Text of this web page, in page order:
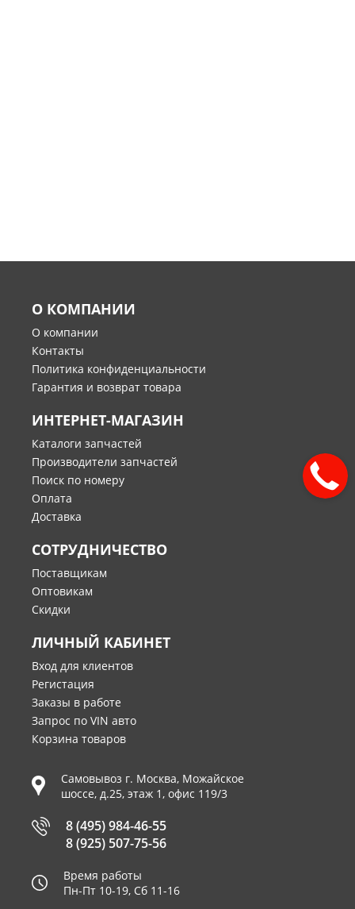
О КОМПАНИИ
О компании
Контакты
Политика конфиденциальности
Гарантия и возврат товара
ИНТЕРНЕТ-МАГАЗИН
Каталоги запчастей
Производители запчастей
Поиск по номеру
Оплата
Доставка
СОТРУДНИЧЕСТВО
Поставщикам
Оптовикам
Скидки
ЛИЧНЫЙ КАБИНЕТ
Вход для клиентов
Регистация
Заказы в работе
Запрос по VIN авто
Корзина товаров
Самовывоз г. Москва, Можайское
шоссе, д.25, этаж 1, офис 119/3
8 (495) 984-46-55
8 (925) 507-75-56
Время работы
Пн-Пт 10-19, Сб 11-16